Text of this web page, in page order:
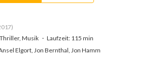
Musik
Laufzeit: 115 min
Elgort, Jon Bernthal, Jon Hamm